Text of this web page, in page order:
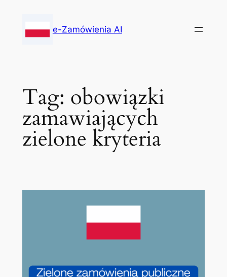
content
e-Zamówienia AI
Tag: obowiązki
zamawiających
zielone kryteria